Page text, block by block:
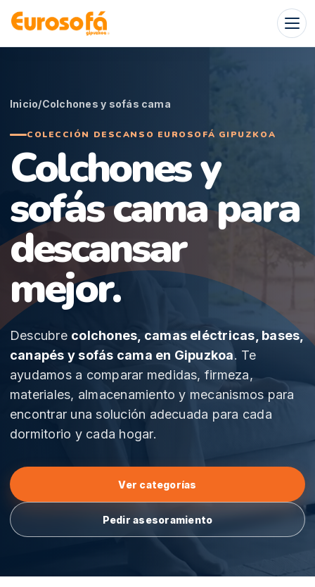
Skip
content
Inicio/Colchones y sofás cama
COLECCIÓN DESCANSO EUROSOFÁ GIPUZKOA
Colchones y
sofás cama para
descansar
mejor.
Descubre colchones, camas eléctricas, bases,
canapés y sofás cama en Gipuzkoa. Te
ayudamos a comparar medidas, firmeza,
materiales, almacenamiento y mecanismos para
encontrar una solución adecuada para cada
dormitorio y cada hogar.
Ver categorías
Pedir asesoramiento